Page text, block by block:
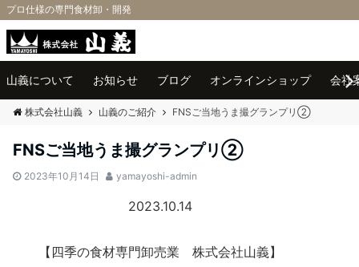
プロ仕様の専門食材卸・開発
山義について お知らせ ブログ オンラインショップ 会社
株式会社山義 山義のご紹介 FNSご当地うま撮グランプリ②
FNSご当地うま撮グランプリ②
2023年10月14日 yamayoshi-admin
2023.10.14
【四季の食材専門卸売業 株式会社山義】